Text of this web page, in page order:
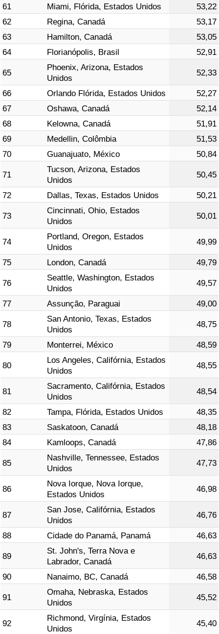
61 Miami, Flórida, Estados Unidos
53,22
62
Regina, Canadá
53,17
63
Hamilton, Canadá
53,05
64
Florianópolis, Brasil 52,91
65
Phoenix, Arizona, Estados
Unidos
52,33
66 Orlando Flórida, Estados Unidos
52,27
67
Oshawa, Canadá
52,14
68
Kelowna, Canadá
51,91
69
Medellin, Colômbia
51,53
70
Guanajuato, México 50,84
71
Tucson, Arizona, Estados
Unidos
50,45
72 Dallas, Texas, Estados Unidos 50,21
73
Cincinnati, Ohio, Estados
Unidos
50,01
74
Portland, Oregon, Estados
Unidos
49,99
75 London, Canadá 49,79
76
Seattle, Washington, Estados
Unidos
49,57
77 Assunção, Paraguai 49,00
78
San Antonio, Texas, Estados
Unidos
48,75
79 Monterrei, México 48,59
80
Los Angeles, Califórnia, Estados
Unidos
48,55
81
Sacramento, Califórnia, Estados
Unidos
48,54
82 Tampa, Flórida, Estados Unidos
48,35
83
Saskatoon, Canadá
48,18
84
Kamloops, Canadá 47,86
85
Nashville, Tennessee, Estados
Unidos
47,73
86
Nova Iorque, Nova Iorque,
Estados Unidos
46,98
87
San Jose, Califórnia, Estados
Unidos
46,76
88 Cidade do Panamá, Panamá 46,63
89
St. John's, Terra Nova e
Labrador, Canadá
46,63
90 Nanaimo, BC, Canadá 46,58
91
Omaha, Nebraska, Estados
Unidos
45,52
92
Richmond, Virgínia, Estados
Unidos
45,40